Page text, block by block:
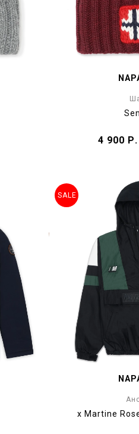
4 900 Р.
x Martine
SALE